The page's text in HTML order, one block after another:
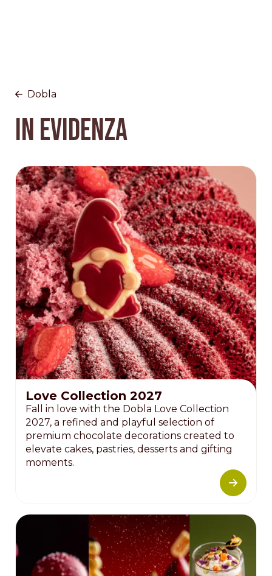
Dobla
In Evidenza
Love Collection 2027
Fall in love with the Dobla Love Collection
2027, a refined and playful selection of
premium chocolate decorations created to
elevate cakes, pastries, desserts and gifting
moments.